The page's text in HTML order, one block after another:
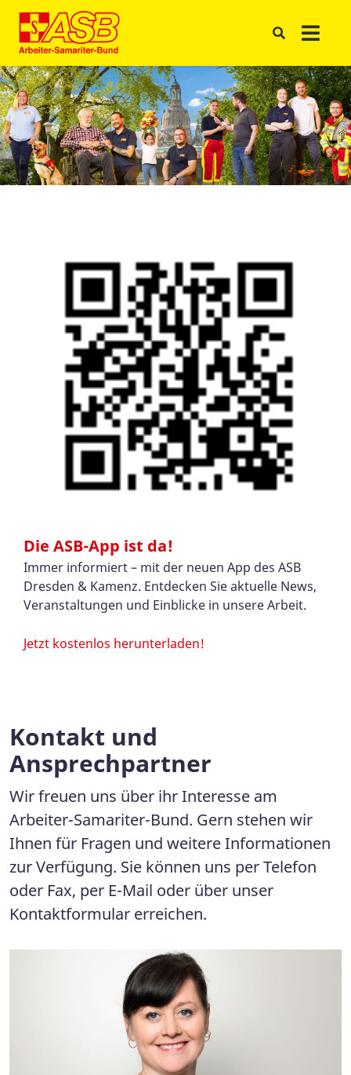
Die ASB-App ist da!
Immer informiert – mit der neuen App des ASB
Dresden & Kamenz. Entdecken Sie aktuelle News,
Veranstaltungen und Einblicke in unsere Arbeit.
Jetzt kostenlos herunterladen!
Kontakt und
Ansprechpartner
Wir freuen uns über ihr Interesse am
Arbeiter-Samariter-Bund. Gern stehen wir
Ihnen für Fragen und weitere Informationen
zur Verfügung. Sie können uns per Telefon
oder Fax, per E-Mail oder über unser
Kontaktformular erreichen.